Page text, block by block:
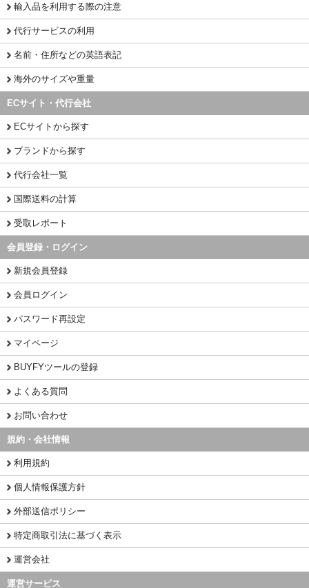
輸入品を利用する際の注意
代行サービスの利用
名前・住所などの英語表記
海外のサイズや重量
ECサイト・代行会社
ECサイトから探す
ブランドから探す
代行会社一覧
国際送料の計算
受取レポート
会員登録・ログイン
新規会員登録
会員ログイン
パスワード再設定
マイページ
BUYFYツールの登録
よくある質問
お問い合わせ
規約・会社情報
利用規約
個人情報保護方針
外部送信ポリシー
特定商取引法に基づく表示
運営会社
運営サービス